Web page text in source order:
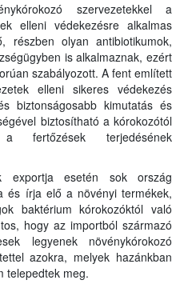
szervezetekkel a
elleni védekezésre alkalmas
részben olyan antibiotikumok,
is alkalmaznak, ezért
szabályozott. A fent említett
elleni sikeres védekezés
biztonságosabb kimutatás és
biztosítható a kórokozótól
fertőzések terjedésének
exportja esetén sok ország
és írja elő a növényi termékek,
baktérium kórokozóktól való
hogy az importból származó
legyenek növénykórokozó
azokra, melyek hazánkban
telepedtek meg.